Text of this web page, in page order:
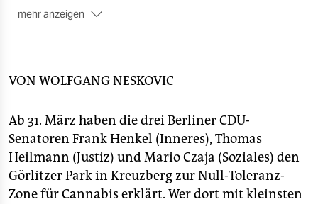
unterstützen
mehr anzeigen
■ 2005 bis 2013 saß Neskovic (parteilos) als Mitglied
am Bundesgerichtshof.(plu)
VON WOLFGANG NESKOVIC
Ab 31. März haben die drei Berliner CDU-
Senatoren Frank Henkel (Inneres), Thomas
Heilmann (Justiz) und Mario Czaja (Soziales) den
Görlitzer Park in Kreuzberg zur Null-Toleranz-
Zone für Cannabis erklärt. Wer dort mit kleinsten